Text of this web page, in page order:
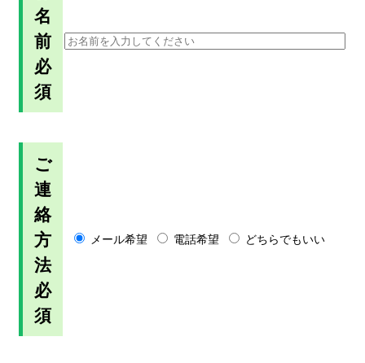
名
前
必
須
ご
連
絡
方
法
必
須
メール希望 電話希望 どちらでもいい